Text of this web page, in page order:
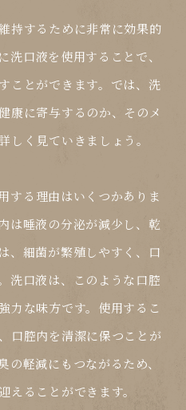
持するために非常に効果的
に洗口液を使用することで、
ことができます。では、洗
康に寄与するのか、そのメ
しく見ていきましょう。
する理由はいくつかありま
は唾液の分泌が減少し、乾
、細菌が繁殖しやすく、口
洗口液は、このような口腔
力な味方です。使用するこ
口腔内を清潔に保つことが
の軽減にもつながるため、
えることができます。